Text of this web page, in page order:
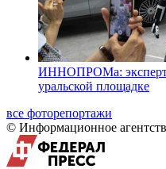
ИННОПРОМа:
уральской площадке
все фоторепортажи
© Информационное